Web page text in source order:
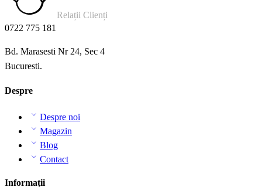
Relații Clienți
0722 775 181
Bd. Marasesti Nr 24, Sec 4
Bucuresti.
Despre
Despre noi
Magazin
Blog
Contact
Informații